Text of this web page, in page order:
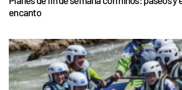
encanto